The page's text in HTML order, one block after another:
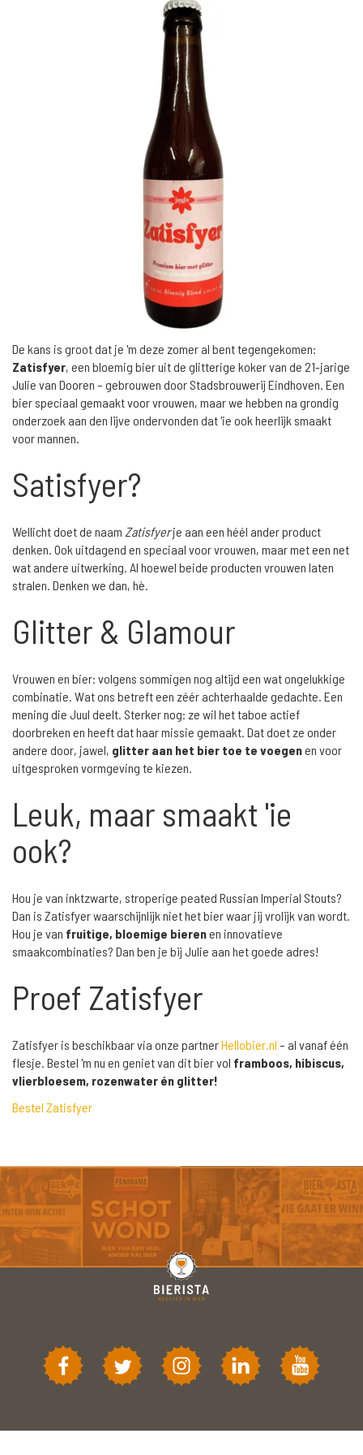
De kans is groot dat je 'm deze zomer al bent tegengekomen:
Zatisfyer, een bloemig bier uit de glitterige koker van de 21-jarige
Julie van Dooren – gebrouwen door Stadsbrouwerij Eindhoven. Een
bier speciaal gemaakt voor vrouwen, maar we hebben na grondig
onderzoek aan den lijve ondervonden dat 'ie ook heerlijk smaakt
voor mannen.
Satisfyer?
Wellicht doet de naam Zatisfyerje aan een héél ander product
denken. Ook uitdagend en speciaal voor vrouwen, maar met een net
wat andere uitwerking. Al hoewel beide producten vrouwen laten
stralen. Denken we dan, hè.
Glitter & Glamour
Vrouwen en bier: volgens sommigen nog altijd een wat ongelukkige
combinatie. Wat ons betreft een zéér achterhaalde gedachte. Een
mening die Juul deelt. Sterker nog: ze wil het taboe actief
doorbreken en heeft dat haar missie gemaakt. Dat doet ze onder
andere door, jawel, glitter aan het bier toe te voegenen voor
uitgesproken vormgeving te kiezen.
Leuk, maar smaakt 'ie
ook?
Hou je van inktzwarte, stroperige peated Russian Imperial Stouts?
Dan is Zatisfyer waarschijnlijk niet het bier waar jij vrolijk van wordt.
Hou je van fruitige, bloemige bierenen innovatieve
smaakcombinaties? Dan ben je bij Julie aan het goede adres!
Proef Zatisfyer
Zatisfyer is beschikbaar via onze partnerHellobier.nl – al vanaf één
flesje. Bestel 'm nu en geniet van dit bier vol framboos, hibiscus,
vlierbloesem, rozenwater én glitter!
Bestel Zatisfyer